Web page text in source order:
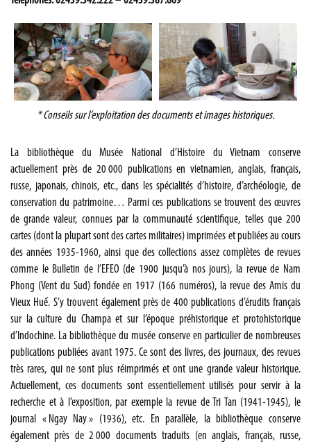
*Conseils sur l’exploitation des documents et images historiques.
La bibliothèque du Musée National d’Histoire du Vietnam conserve
actuellement près de 20 000 publications en vietnamien, anglais, français,
russe, japonais, chinois, etc., dans les spécialités d’histoire, d’archéologie, de
conservation du patrimoine… Parmi ces publications se trouvent des œuvres
de grande valeur, connues par la communauté scientifique, telles que 200
cartes (dont la plupart sont des cartes militaires) imprimées et publiées au cours
des années 1935-1960, ainsi que des collections assez complètes de revues
comme le Bulletin de l’EFEO (de 1900 jusqu’à nos jours), la revue de Nam
Phong (Vent du Sud) fondée en 1917 (166 numéros), la revue des Amis du
Vieux Huế. S’y trouvent également près de 400 publications d’érudits français
sur la culture du Champa et sur l’époque préhistorique et protohistorique
d’Indochine. La bibliothèque du musée conserve en particulier de nombreuses
publications publiées avant 1975. Ce sont des livres, des journaux, des revues
très rares, qui ne sont plus réimprimés et ont une grande valeur historique.
Actuellement, ces documents sont essentiellement utilisés pour servir à la
recherche et à l’exposition, par exemple la revue de Tri Tan (1941-1945), le
journal « Ngay Nay » (1936), etc. En parallèle, la bibliothèque conserve
également près de 2 000 documents traduits (en anglais, français, russe,